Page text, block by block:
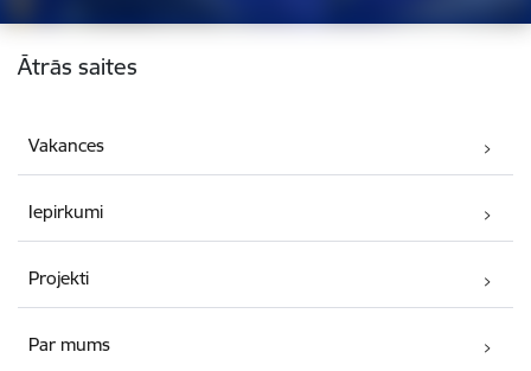
Kājene
Ātrās saites
Vakances
Iepirkumi
Projekti
Par mums